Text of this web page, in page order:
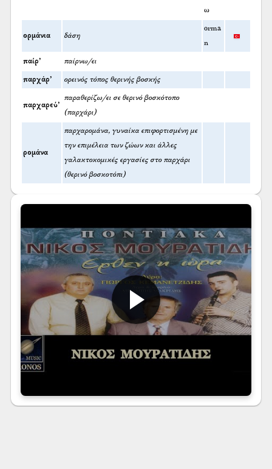
ω
ορμάνια δάση
orma
n
παίρ’ παίρνω/ει
παρχάρ’ ορεινός τόπος θερινής βοσκής
παρχαρεύ’
παραθερίζω/ει σε θερινό βοσκότοπο
(παρχάρι)
ρομάνα
παρχαρομάνα, γυναίκα επιφορτισμένη με
την επιμέλεια των ζώων και άλλες
γαλακτοκομικές εργασίες στο παρχάρι
(θερινό βοσκοτόπι)